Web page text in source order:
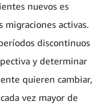
nuevos es
migraciones activas.
discontinuos
y determinar
quieren cambiar,
vez mayor de